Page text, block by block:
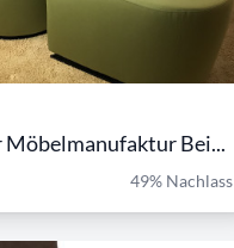
Bei...
49% Nachlass